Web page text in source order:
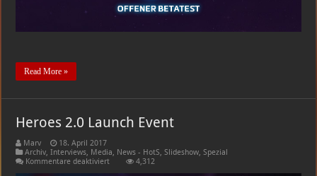
Read More »
Heroes 2.0 Launch Event
Marv
18. April 2017
Archiv,Interviews, Media, News - HotS,Slideshow,Spezial
Kommentare deaktiviertfür
4,312